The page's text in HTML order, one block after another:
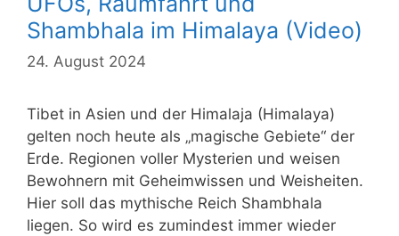
Shambhala im Himalaya (Video)
24. August 2024
Tibet in Asien und der Himalaja (Himalaya)
gelten noch heute als „magische Gebiete“ der
Erde. Regionen voller Mysterien und weisen
Bewohnern mit Geheimwissen und Weisheiten.
Hier soll das mythische Reich Shambhala
liegen. So wird es zumindest immer wieder